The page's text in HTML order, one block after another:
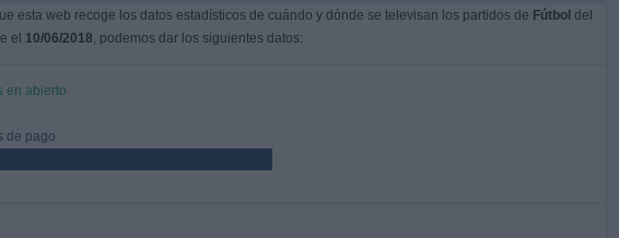
esta web recoge los datos estadísticos de cuándo y dónde se televisan los partidos de Fútbol del
el 10/06/2018, podemos dar los siguientes datos:
en abierto
de pago